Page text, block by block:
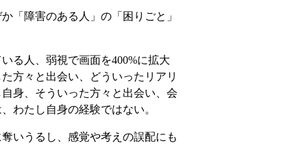
「障害のある人」の「困りごと」
る人、弱視で画面を400%に拡大
方々と出会い、どういったリアリ
身、そういった方々と出会い、会
わたし自身の経験ではない。
いうるし、感覚や考えの誤配にも